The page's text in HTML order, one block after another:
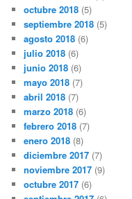
octubre 2018 (5)
septiembre 2018 (5)
agosto 2018 (6)
julio 2018 (6)
junio 2018 (6)
mayo 2018 (7)
abril 2018 (7)
marzo 2018 (6)
febrero 2018 (7)
enero 2018 (8)
diciembre 2017 (7)
noviembre 2017 (9)
octubre 2017 (6)